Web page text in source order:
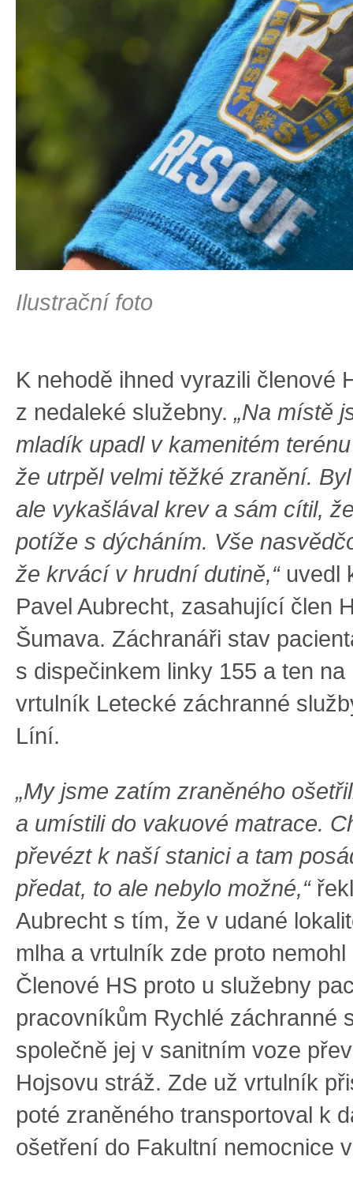
Ilustrační foto
K nehodě ihned vyrazili členové
z nedaleké služebny. „Na místě
mladík upadl v kamenitém
že utrpěl velmi těžké zranění.
ale vykašlával krev a sám cítil,
potíže s dýcháním. Vše
že krvácí v hrudní dutině,“uvedl
Pavel Aubrecht, zasahující člen
Šumava. Záchranáři stav
s dispečinkem linky 155 a ten
vrtulník Letecké záchranné
Líní.
„My jsme zatím zraněného
a umístili do vakuové matrace.
převézt k naší stanici a tam
předat, to ale nebylo možné,“
Aubrecht s tím, že v udané
mlha a vrtulník zde proto nemohl
Členové HS proto u služebny
pracovníkům Rychlé záchranné
společně jej v sanitním voze
Hojsovu stráž. Zde už vrtulník
poté zraněného transportoval k
ošetření do Fakultní nemocnice